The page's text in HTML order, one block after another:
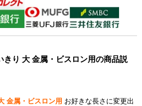
きり 大 金属・ビスロン用の商品説
金属・ビスロン用 お好きな長さに変更出